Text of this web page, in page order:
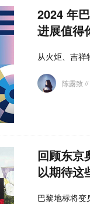
2024 年
进展值得
从火炬、吉祥
陈露致
回顾东京
以期待
巴黎地标将变